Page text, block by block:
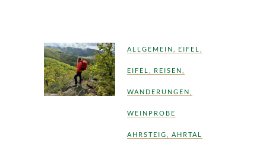
ALLGEMEIN EIFEL
EIFEL REISEN
WANDERUNGEN
WEINPROBE
AHRSTEIG AHRTAL